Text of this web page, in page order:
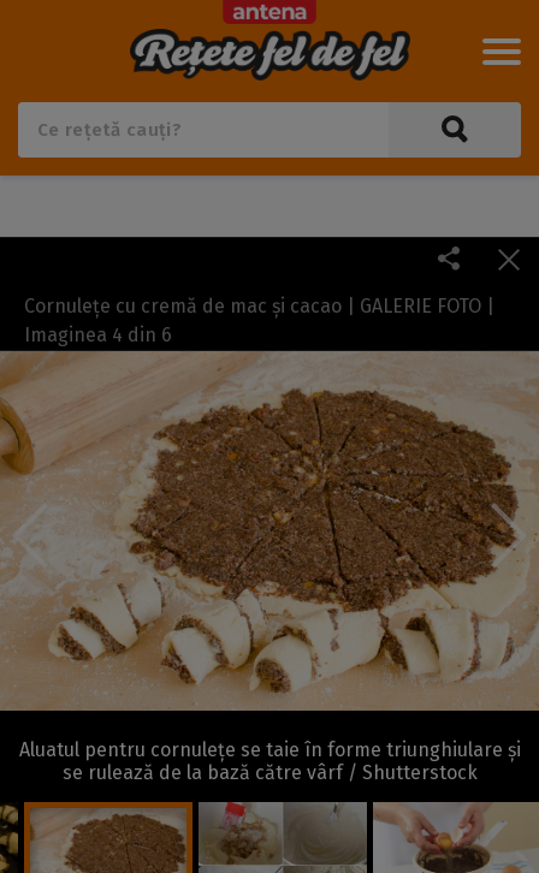
Cornulețe cu cremă de mac și cacao | GALERIE FOTO |
Imaginea 4 din 6
Aluatul pentru cornulețe se taie în forme triunghiulare și
se rulează de la bază către vârf / Shutterstock